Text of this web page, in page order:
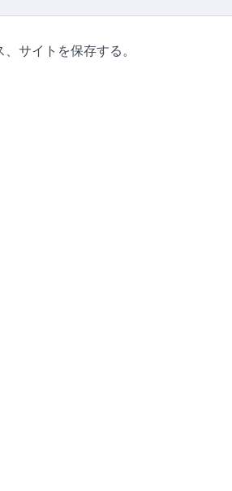
サイトを保存する。